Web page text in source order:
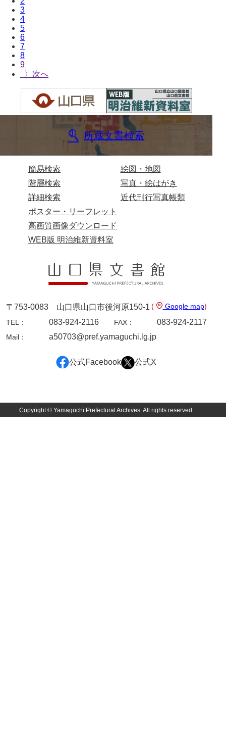
大村益次郎文書
大本氏収集文書
岡家文書（福栄村）
岡家文書（周南市）
岡田家文書（徳地町）
岡田家文書（萩市）
岡田学収集史料
岡藤家文書
岡本家文書（島根県）
岡本家文書（周防大島町）
小川家文書
小川五郎収集史料
尾崎家文書
尾崎家文書（防府市）
小田家文書（山口市吉敷）
3
4
5
6
7
8
9
〉
所蔵文書検索
簡易検索
階層検索
詳細検索
絵図・地図
写真・絵はがき
近代刊行写真帳類
ポスター・リーフレット
高画質画像ダウンロード
WEB版 明治維新資料室
〒753-0083 山口県山口市後河原150-1 ( Google map)
TEL：
083-924-2116 FAX： 083-924-2117
Mail： a50703@pref.yamaguchi.lg.jp
公式Facebook 公式X
Copyright © Yamaguchi Prefectural Archives. All rights reserved.